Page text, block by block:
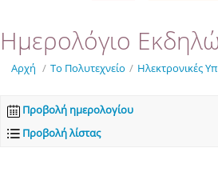
Ημερολόγιο
Αρχή / Το Πολυτεχνείο / Ηλεκτρονικές
Προβολή ημερολογίου
Προβολή λίστας